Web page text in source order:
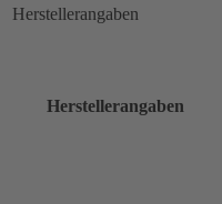
Herstellerangaben
Herstellerangaben